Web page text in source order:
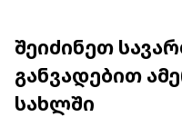
შეიძინეთ
განვადებით
სახლში